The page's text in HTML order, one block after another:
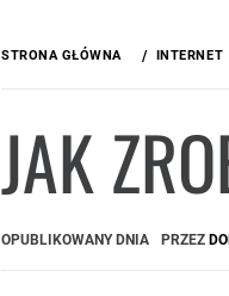
STRONA GŁÓWNA INTERNET
JAK
OPUBLIKOWANY DNIA PRZEZ